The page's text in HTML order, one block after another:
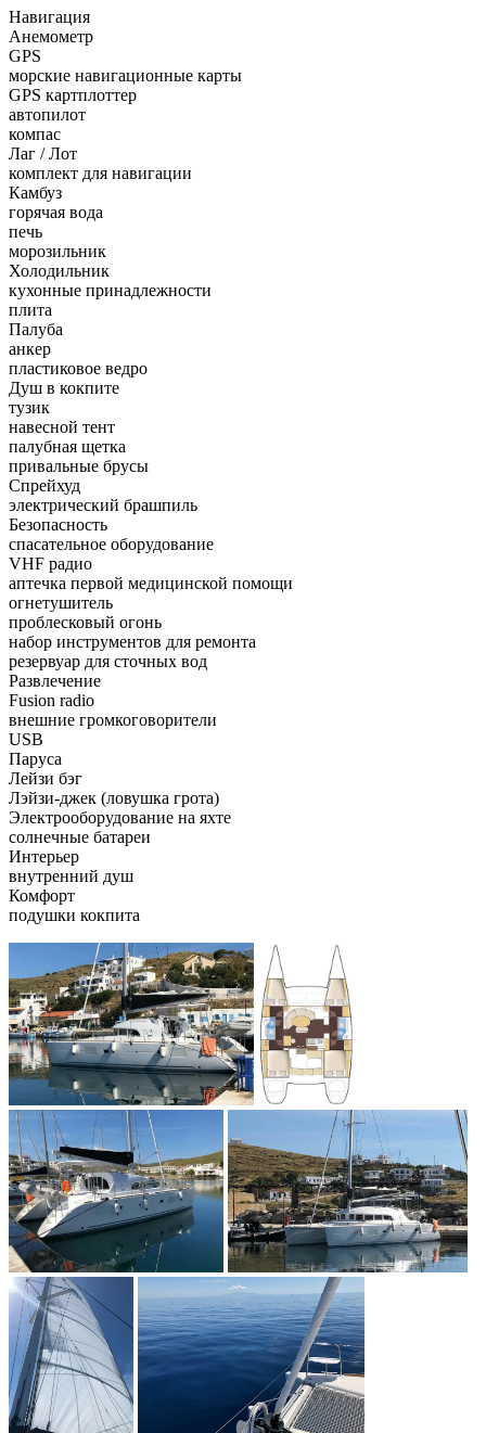
Навигация
Анемометр
GPS
морские навигационные карты
GPS картплоттер
автопилот
компас
Лаг / Лот
комплект для навигации
Камбуз
горячая вода
печь
морозильник
Холодильник
кухонные принадлежности
плита
Палуба
анкер
пластиковое ведро
Душ в кокпите
тузик
навесной тент
палубная щетка
привальные брусы
Спрейхуд
электрический брашпиль
Безопасность
спасательное оборудование
VHF радио
аптечка первой медицинской помощи
огнетушитель
проблесковый огонь
набор инструментов для ремонта
резервуар для сточных вод
Развлечение
Fusion radio
внешние громкоговорители
USB
Паруса
Лейзи бэг
Лэйзи-джек (ловушка грота)
Электрооборудование на яхте
солнечные батареи
Интерьер
внутренний душ
Комфорт
подушки кокпита